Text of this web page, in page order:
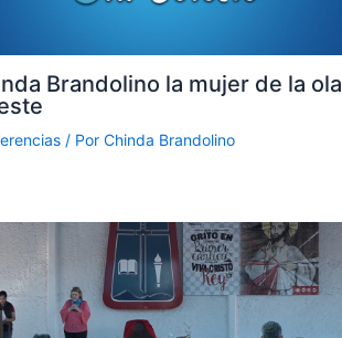
Brandolino la mujer de la ola
/ Por Chinda Brandolino